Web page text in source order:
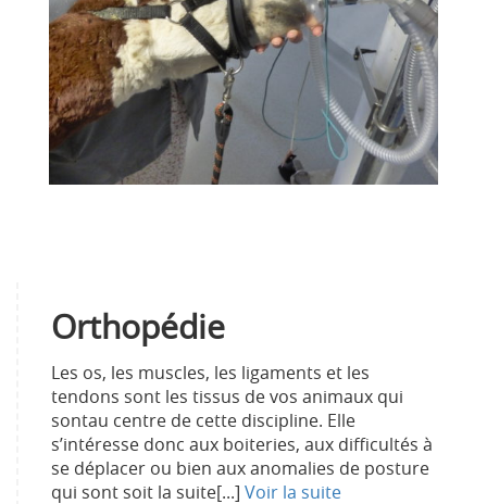
Orthopédie
Les os, les muscles, les ligaments et les
tendons sont les tissus de vos animaux qui
sontau centre de cette discipline. Elle
s’intéresse donc aux boiteries, aux difficultés à
se déplacer ou bien aux anomalies de posture
qui sont soit la suite[...] Voir la suite